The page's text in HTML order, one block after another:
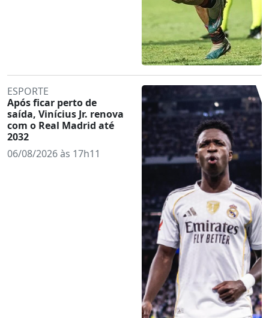
ESPORTE
Após ficar perto de
saída, Vinícius Jr. renova
com o Real Madrid até
2032
06/08/2026 às 17h11